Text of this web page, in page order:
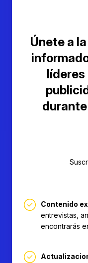
Únete a
líderes
Contenido
entrevistas,
encontrarás